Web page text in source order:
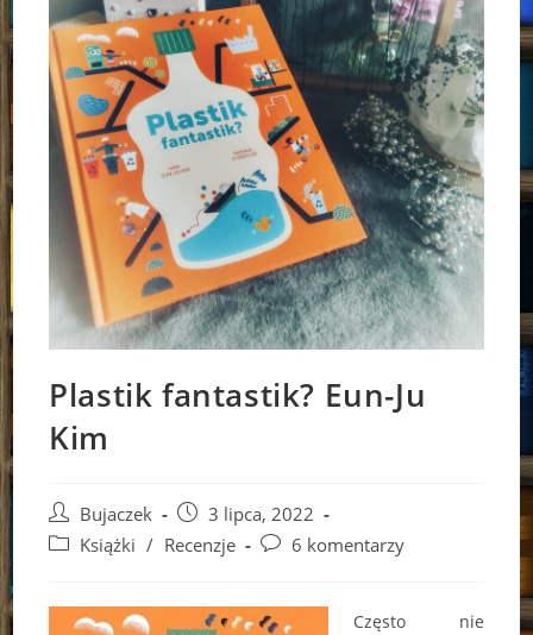
Plastik fantastik? Eun-Ju
Kim
Post
author:
Bujaczek
Post
published:
3 lipca, 2022
PostKsiążki / Recenzje
Post6 komentarzy
Często nie